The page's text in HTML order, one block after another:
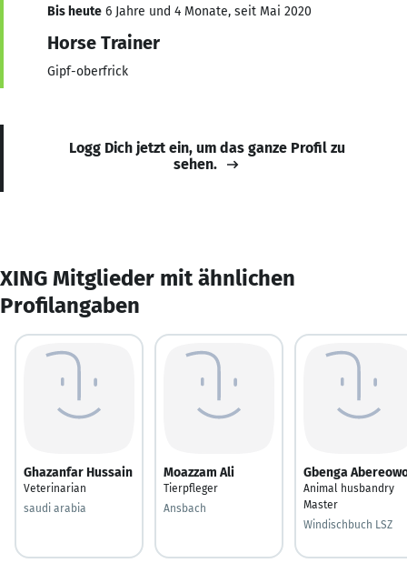
Bis heute 6 Jahre und 4 Monate, seit Mai 2020
Horse Trainer
Gipf-oberfrick
Logg Dich jetzt ein, um das ganze Profil zu
sehen.
XING Mitglieder mit ähnlichen
Profilangaben
Ghazanfar Hussain
Veterinarian
saudi arabia
Moazzam Ali
Tierpfleger
Ansbach
Gbenga
Animal husbandry
Master
Windischbuch LSZ